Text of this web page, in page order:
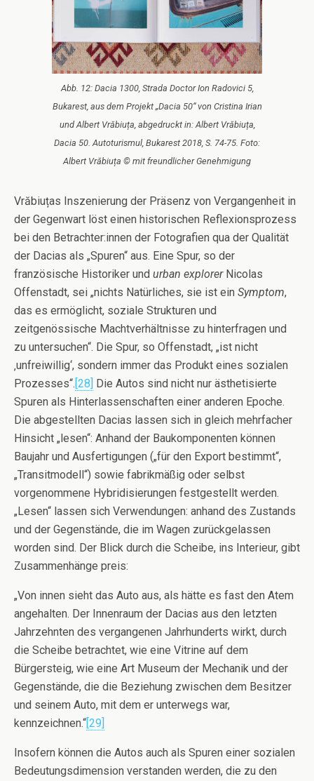
Abb. 12: Dacia 1300, Strada Doctor Ion Radovici 5,
Bukarest, aus dem Projekt „Dacia 50“ von Cristina Irian
und Albert Vrăbiuța, abgedruckt in: Albert Vrăbiuța,
Dacia 50. Autoturismul, Bukarest 2018, S. 74-75. Foto:
Albert Vrăbiuța © mit freundlicher Genehmigung
Vrăbiuțas Inszenierung der Präsenz von Vergangenheit in
der Gegenwart löst einen historischen Reflexionsprozess
bei den Betrachter:innen der Fotografien qua der Qualität
der Dacias als „Spuren“ aus. Eine Spur, so der
französische Historiker und urban explorer Nicolas
Offenstadt, sei „nichts Natürliches, sie ist ein Symptom,
das es ermöglicht, soziale Strukturen und
zeitgenössische Machtverhältnisse zu hinterfragen und
zu untersuchen“. Die Spur, so Offenstadt, „ist nicht
‚unfreiwillig‘, sondern immer das Produkt eines sozialen
Prozesses“.[28] Die Autos sind nicht nur ästhetisierte
Spuren als Hinterlassenschaften einer anderen Epoche.
Die abgestellten Dacias lassen sich in gleich mehrfacher
Hinsicht „lesen“: Anhand der Baukomponenten können
Baujahr und Ausfertigungen („für den Export bestimmt“,
„Transitmodell“) sowie fabrikmäßig oder selbst
vorgenommene Hybridisierungen festgestellt werden.
„Lesen“ lassen sich Verwendungen: anhand des Zustands
und der Gegenstände, die im Wagen zurückgelassen
worden sind. Der Blick durch die Scheibe, ins Interieur, gibt
Zusammenhänge preis:
„Von innen sieht das Auto aus, als hätte es fast den Atem
angehalten. Der Innenraum der Dacias aus den letzten
Jahrzehnten des vergangenen Jahrhunderts wirkt, durch
die Scheibe betrachtet, wie eine Vitrine auf dem
Bürgersteig, wie eine Art Museum der Mechanik und der
Gegenstände, die die Beziehung zwischen dem Besitzer
und seinem Auto, mit dem er unterwegs war,
kennzeichnen.“[29]
Insofern können die Autos auch als Spuren einer sozialen
Bedeutungsdimension verstanden werden, die zu den